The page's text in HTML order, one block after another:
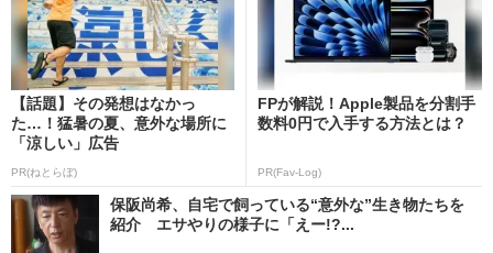
【話題】その発想はなかっ
た…！猛暑の夏、意外な場所に
「涼しい」広告
PR(ねとらぼ)
FPが解説！Apple製品を分割手
数料0円で入手する方法とは？
PR(Fav-Log)
保阪尚希、自宅で飼っている“意外な”生き物たちを
紹介 エサやりの様子に「えー!?...